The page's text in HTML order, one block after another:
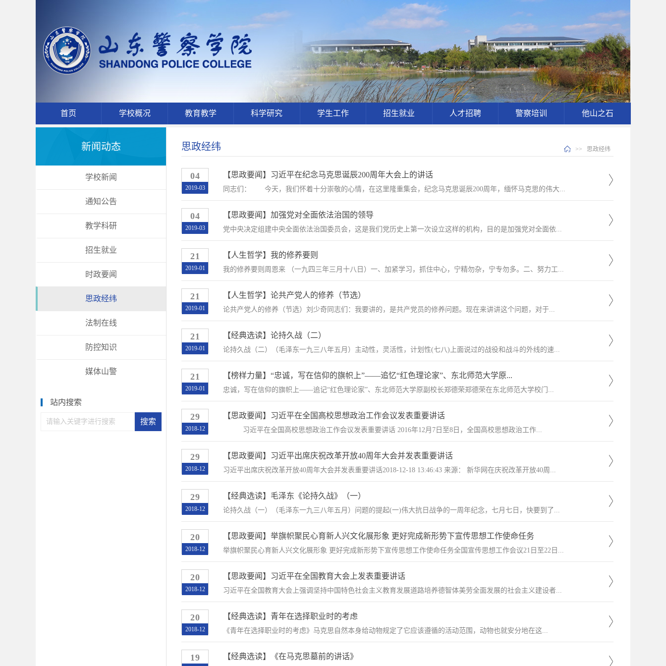
首页 学校概况 教育教学 科学研究 学生工作 招生就业 人才招聘 警察培训 他山之石
新闻动态
学校新闻
通知公告
教学科研
招生就业
时政要闻
思政经纬
法制在线
防控知识
媒体山警
站内搜索
思政经纬 >> 思政经纬
04
2019-03
【思政要闻】习近平在纪念马克思诞辰200周年大会上的讲话
同志们： 今天，我们怀着十分崇敬的心情，在这里隆重集会，纪念马克思诞辰200周年，缅怀马克思的伟大...
04
2019-03
【思政要闻】加强党对全面依法治国的领导
党中央决定组建中央全面依法治国委员会，这是我们党历史上第一次设立这样的机构，目的是加强党对全面依...
21
2019-01
【人生哲学】我的修养要则
我的修养要则周恩来 （一九四三年三月十八日）一、加紧学习，抓住中心，宁精勿杂，宁专勿多。二、努力工...
21
2019-01
【人生哲学】论共产党人的修养（节选）
论共产党人的修养（节选）​刘少奇同志们：我要讲的，是共产党员的修养问题。现在来讲讲这个问题，对于...
21
2019-01
【经典选读】论持久战（二）
论持久战（二）（毛泽东一九三八年五月）主动性，灵活性，计划性(七八)上面说过的战役和战斗的外线的速...
21
2019-01
【榜样力量】“忠诚，写在信仰的旗帜上”——追忆“红色理论家”、东北师范大学原...
忠诚，写在信仰的旗帜上——追记“红色理论家”、东北师范大学原副校长郑德荣郑德荣在东北师范大学校门...
29
2018-12
【思政要闻】习近平在全国高校思想政治工作会议发表重要讲话
习近平在全国高校思想政治工作会议发表重要讲话​ 2016年12月7日至8日，全国高校思想政治工作...
29
2018-12
【思政要闻】习近平出席庆祝改革开放40周年大会并发表重要讲话
习近平出席庆祝改革开放40周年大会并发表重要讲话2018-12-18 13:46:43 来源： 新华网在庆祝改革开放40周...
29
2018-12
【经典选读】毛泽东《论持久战》（一）
论持久战（一）（毛泽东一九三八年五月）问题的提起(一)伟大抗日战争的一周年纪念，七月七日，快要到了...
20
2018-12
【思政要闻】举旗帜聚民心育新人兴文化展形象 更好完成新形势下宣传思想工作使命任务
举旗帜聚民心育新人兴文化展形象 更好完成新形势下宣传思想工作使命任务全国宣传思想工作会议21日至22日...
20
2018-12
【思政要闻】习近平在全国教育大会上发表重要讲话
习近平在全国教育大会上强调坚持中国特色社会主义教育发展道路培养德智体美劳全面发展的社会主义建设者...
20
2018-12
【经典选读】青年在选择职业时的考虑
《青年在选择职业时的考虑》​‍马克思自然本身给动物规定了它应该遵循的活动范围，动物也就安分地在这...
19 【经典选读】《在马克思墓前的讲话》